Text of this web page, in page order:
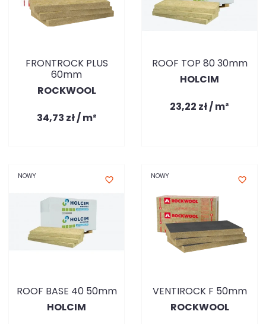
FRONTROCK PLUS
60mm
ROCKWOOL
34,73 zł / m²
ROOF TOP 80 30mm
HOLCIM
23,22 zł / m²
NOWY favorite_border
ROOF BASE 40 50mm
HOLCIM
NOWY favorite_border
VENTIROCK F 50mm
ROCKWOOL